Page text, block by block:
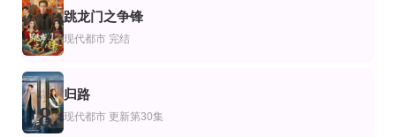
7
跳龙门之争锋
现代都市 完结
8
归路
现代都市 更新第30集